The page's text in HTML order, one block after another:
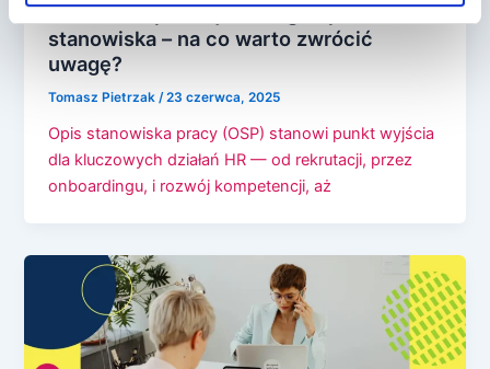
Tworzenie profesjonalnego opisu
stanowiska – na co warto zwrócić
uwagę?
Tomasz Pietrzak/23 czerwca, 2025
Opis stanowiska pracy (OSP) stanowi punkt wyjścia
dla kluczowych działań HR — od rekrutacji, przez
onboardingu, i rozwój kompetencji, aż